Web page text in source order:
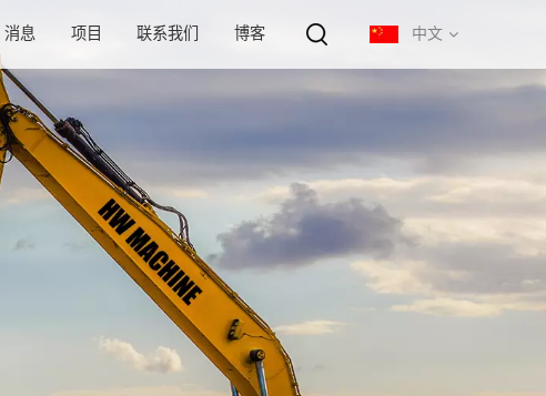
消息 项目 联系我们 博客 中文
français
русский
español
português